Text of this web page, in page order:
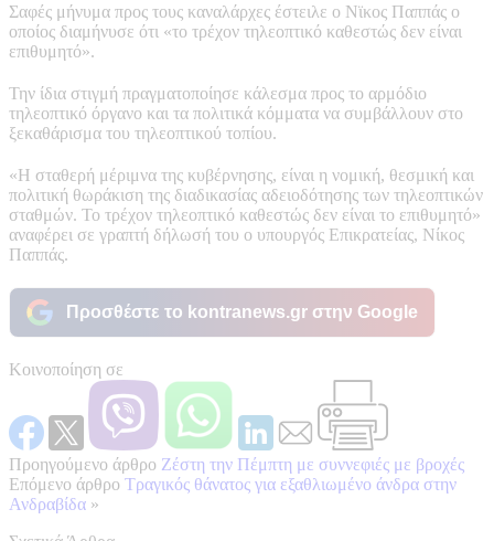
Σαφές μήνυμα προς τους καναλάρχες έστειλε ο Νϊκος Παππάς ο
οποίος διαμήνυσε ότι «το τρέχον τηλεοπτικό καθεστώς δεν είναι
επιθυμητό».
Την ίδια στιγμή πραγματοποίησε κάλεσμα προς το αρμόδιο
τηλεοπτικό όργανο και τα πολιτικά κόμματα να συμβάλλουν στο
ξεκαθάρισμα του τηλεοπτικού τοπίου.
«Η σταθερή μέριμνα της κυβέρνησης, είναι η νομική, θεσμική και
πολιτική θωράκιση της διαδικασίας αδειοδότησης των τηλεοπτικών
σταθμών. Το τρέχον τηλεοπτικό καθεστώς δεν είναι το επιθυμητό»
αναφέρει σε γραπτή δήλωσή του ο υπουργός Επικρατείας, Νίκος
Παππάς.
Προσθέστε το kontranews.gr στην Google
Κοινοποίηση σε
Προηγούμενο άρθρο Zέστη την Πέμπτη με συννεφιές με βροχές
Επόμενο άρθρο Τραγικός θάνατος για εξαθλιωμένο άνδρα στην
Ανδραβίδα »